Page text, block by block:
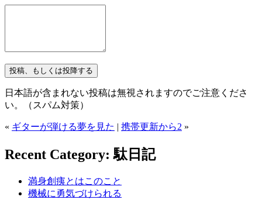
日本語が含まれない投稿は無視されますのでご注意くださ
い。（スパム対策）
« ギターが弾ける夢を見た | 携帯更新から2 »
Recent Category: 駄日記
満身創痍とはこのこと
機械に勇気づけられる